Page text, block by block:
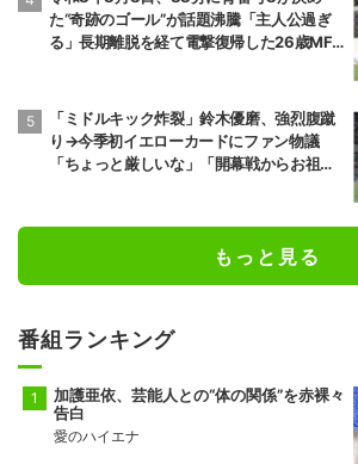
た“奇跡のゴール”が話題沸騰「主人公過ぎ
る」長期離脱を経て電撃復帰した26歳MF
「ミドルキック炸裂」鈴木優磨、強烈腹蹴
り→今季初イエローカードにファン物議
「ちょっと厳しいな」「開幕戦からお祖母
もっと見る
番組ランキング
加護亜依、芸能人との“体の関係”を赤裸々
告白
愛のハイエナ